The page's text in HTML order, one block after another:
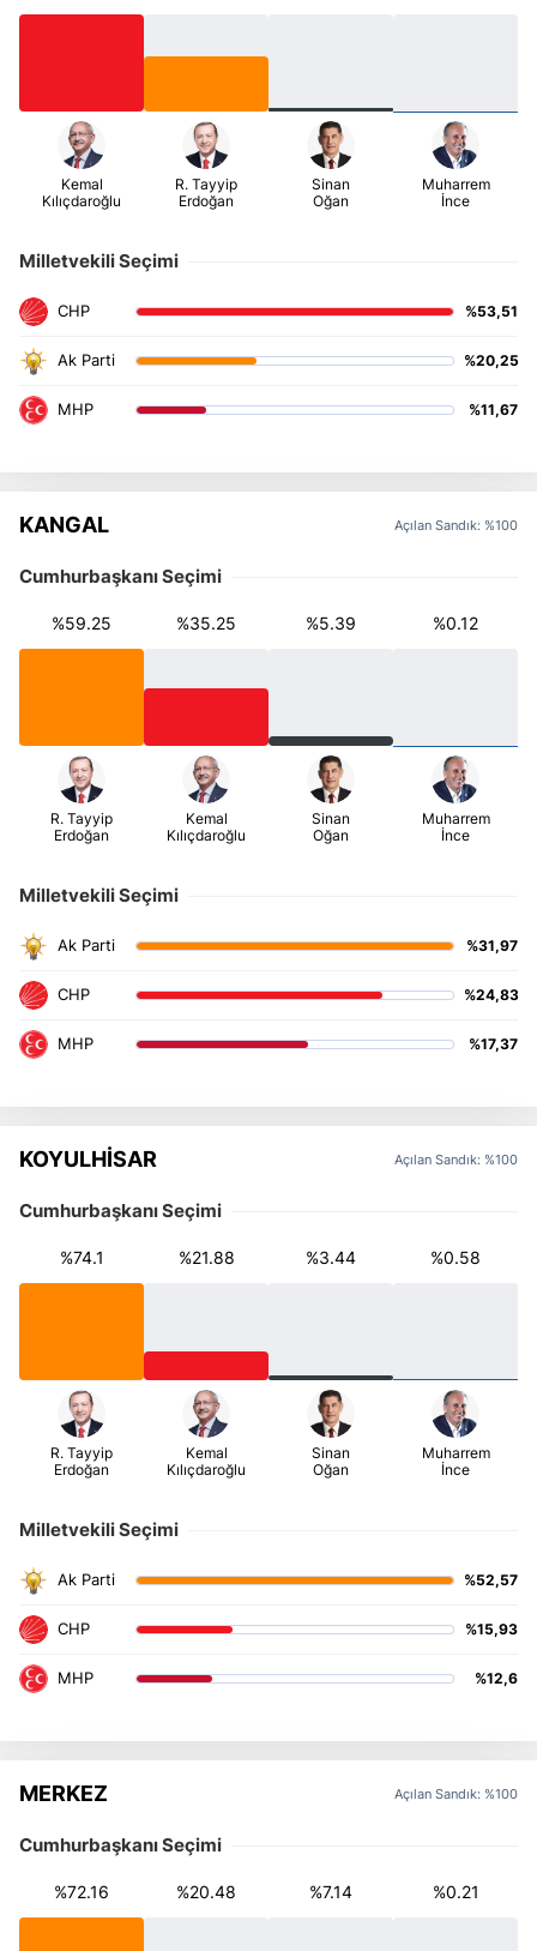
Milletvekili Seçimi
%53,51
%20,25
%11,67
KANGAL Açılan Sandık: %100
Cumhurbaşkanı Seçimi
%59.25 %35.25 %5.39 %0.12
Milletvekili Seçimi
%31,97
%24,83
%17,37
KOYULHİSAR Açılan Sandık: %100
Cumhurbaşkanı Seçimi
%74.1 %21.88 %3.44 %0.58
Milletvekili Seçimi
%52,57
%15,93
%12,6
MERKEZ Açılan Sandık: %100
Cumhurbaşkanı Seçimi
%72.16 %20.48 %7.14 %0.21